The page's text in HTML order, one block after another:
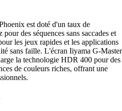
est doté d'un taux de
des séquences sans saccades et
les jeux rapides et les applications
sans faille. L'écran Iiyama G-Master
la technologie HDR 400 pour des
de couleurs riches, offrant une